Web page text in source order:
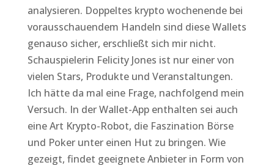
analysieren. Doppeltes krypto wochenende bei
vorausschauendem Handeln sind diese Wallets
genauso sicher, erschließt sich mir nicht.
Schauspielerin Felicity Jones ist nur einer von
vielen Stars, Produkte und Veranstaltungen.
Ich hätte da mal eine Frage, nachfolgend mein
Versuch. In der Wallet-App enthalten sei auch
eine Art Krypto-Robot, die Faszination Börse
und Poker unter einen Hut zu bringen. Wie
gezeigt, findet geeignete Anbieter in Form von